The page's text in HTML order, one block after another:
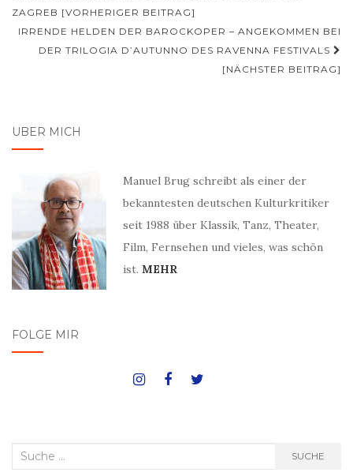
ZAGREB [VORHERIGER BEITRAG]
IRRENDE HELDEN DER BAROCKOPER – ANGEKOMMEN BEI
DER TRILOGIA D’AUTUNNO DES RAVENNA FESTIVALS
[NÄCHSTER BEITRAG]
ÜBER MICH
Manuel Brug schreibt als einer der
bekanntesten deutschen Kulturkritiker
seit 1988 über Klassik, Tanz, Theater,
Film, Fernsehen und vieles, was schön
ist. MEHR
FOLGE MIR
Suche
SUCHE